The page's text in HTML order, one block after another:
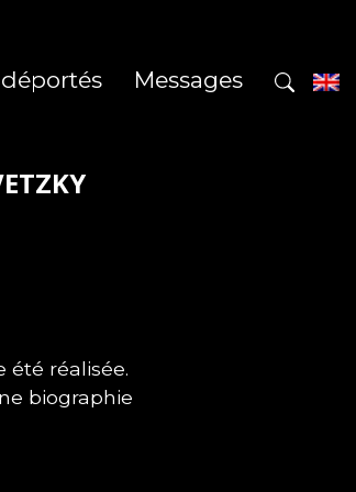
déportés Messages
été réalisée.
biographie